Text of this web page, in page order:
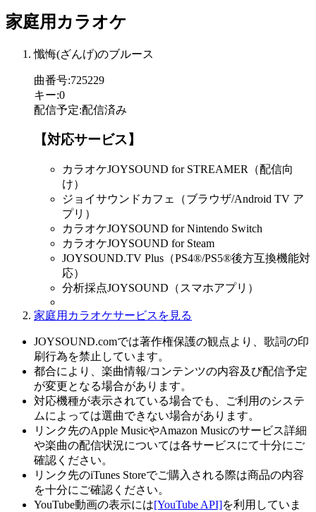
家庭用カラオケ
懺悔(ざんげ)のブルース
曲番号:725229
キー:0
配信予定:配信済み
【対応サービス】
カラオケJOYSOUND for STREAMER（配信向
け）
ジョイサウンドカフェ（ブラウザ/Android TV ア
プリ）
カラオケJOYSOUND for Nintendo Switch
カラオケJOYSOUND for Steam
JOYSOUND.TV Plus（PS4®/PS5®後方互換機能対
応）
分析採点JOYSOUND（スマホアプリ）
家庭用カラオケサービスを見る
JOYSOUND.comでは著作権保護の観点より、歌詞の印
刷行為を禁止しています。
都合により、楽曲情報/コンテンツの内容及び配信予定
が変更となる場合があります。
対応機種が表示されている場合でも、ご利用のシステ
ムによっては選曲できない場合があります。
リンク先のApple MusicやAmazon Musicのサービス詳細
や楽曲の配信状況については各サービスにて十分にご
確認ください。
リンク先のiTunes Storeでご購入される際は商品の内容
を十分にご確認ください。
YouTube動画の表示には[YouTube API]を利用していま